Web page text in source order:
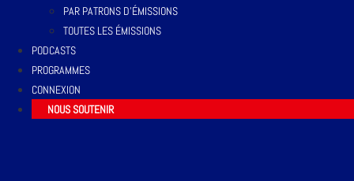
PAR PATRONS D’ÉMISSIONS
TOUTES LES ÉMISSIONS
PODCASTS
PROGRAMMES
CONNEXION
NOUS SOUTENIR